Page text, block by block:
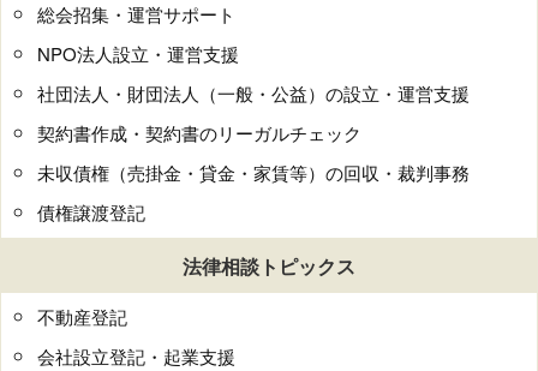
総会招集・運営サポート
NPO法人設立・運営支援
社団法人・財団法人（一般・公益）の設立・運営支援
契約書作成・契約書のリーガルチェック
未収債権（売掛金・貸金・家賃等）の回収・裁判事務
債権譲渡登記
法律相談トピックス
不動産登記
会社設立登記・起業支援